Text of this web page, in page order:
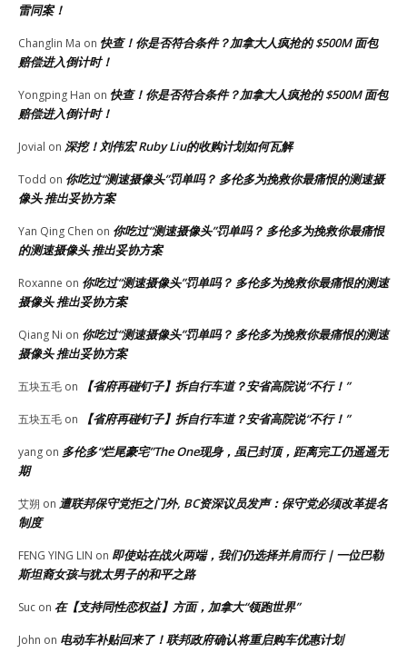
雷同案！
Changlin Ma on 快查！你是否符合条件？加拿大人疯抢的 $500M 面包
赔偿进入倒计时！
Yongping Han on 快查！你是否符合条件？加拿大人疯抢的 $500M 面包
赔偿进入倒计时！
Jovial on 深挖！刘伟宏 Ruby Liu的收购计划如何瓦解
Todd on 你吃过“测速摄像头”罚单吗？ 多伦多为挽救你最痛恨的测速摄
像头 推出妥协方案
Yan Qing Chen on 你吃过“测速摄像头”罚单吗？ 多伦多为挽救你最痛恨
的测速摄像头 推出妥协方案
Roxanne on 你吃过“测速摄像头”罚单吗？ 多伦多为挽救你最痛恨的测速
摄像头 推出妥协方案
Qiang Ni on 你吃过“测速摄像头”罚单吗？ 多伦多为挽救你最痛恨的测速
摄像头 推出妥协方案
五块五毛 on 【省府再碰钉子】拆自行车道？安省高院说“不行！”
五块五毛 on 【省府再碰钉子】拆自行车道？安省高院说“不行！”
yang on 多伦多“烂尾豪宅”The One现身，虽已封顶，距离完工仍遥遥无
期
艾朔 on 遭联邦保守党拒之门外, BC资深议员发声：保守党必须改革提名
制度
FENG YING LIN on 即使站在战火两端，我们仍选择并肩而行｜一位巴勒
斯坦裔女孩与犹太男子的和平之路
Suc on 在【支持同性恋权益】方面，加拿大“领跑世界”
John on 电动车补贴回来了！联邦政府确认将重启购车优惠计划